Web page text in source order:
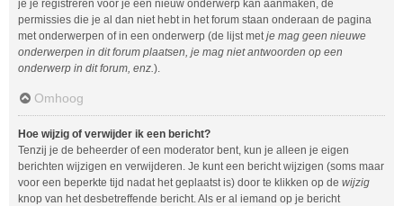
je je registreren voor je een nieuw onderwerp kan aanmaken, de
permissies die je al dan niet hebt in het forum staan onderaan de pagina
met onderwerpen of in een onderwerp (de lijst metje mag geen nieuwe
onderwerpen in dit forum plaatsen, je mag niet antwoorden op een
onderwerp in dit forum, enz.).
Omhoog
Hoe wijzig of verwijder ik een bericht?
Tenzij je de beheerder of een moderator bent, kun je alleen je eigen
berichten wijzigen en verwijderen. Je kunt een bericht wijzigen (soms maar
voor een beperkte tijd nadat het geplaatst is) door te klikken op de wijzig
knop van het desbetreffende bericht. Als er al iemand op je bericht